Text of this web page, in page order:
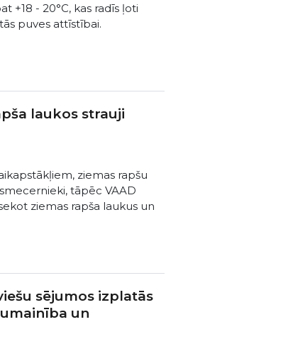
+18 - 20°C, kas radīs ļoti
puves attīstībai.
laukos strauji
ziemas rapšu
tāpēc VAAD
ziemas rapša laukus un
sējumos izplatās
un